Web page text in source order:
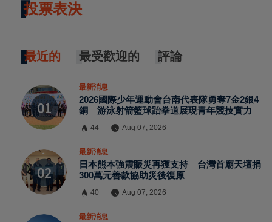
投票表決
最近的 最受歡迎的 評論
最新消息
2026國際少年運動會台南代表隊勇奪7金2銀4
銅 游泳射箭籃球跆拳道展現青年競技實力
44 Aug 07, 2026
最新消息
日本熊本強震賑災再獲支持 台灣首廟天壇捐
300萬元善款協助災後復原
40 Aug 07, 2026
最新消息